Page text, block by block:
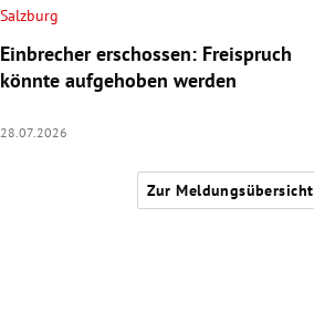
Salzburg
Einbrecher erschossen: Freispruch
könnte aufgehoben werden
28.07.2026
Zur Meldungsübersicht